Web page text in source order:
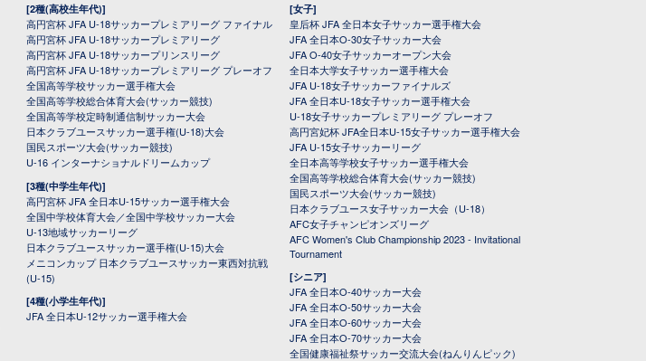
[2種(高校生年代)]
高円宮杯 JFA U-18サッカープレミアリーグ ファイナル
高円宮杯 JFA U-18サッカープレミアリーグ
高円宮杯 JFA U-18サッカープリンスリーグ
高円宮杯 JFA U-18サッカープレミアリーグ プレーオフ
全国高等学校サッカー選手権大会
全国高等学校総合体育大会(サッカー競技)
全国高等学校定時制通信制サッカー大会
日本クラブユースサッカー選手権(U-18)大会
国民スポーツ大会(サッカー競技)
U-16 インターナショナルドリームカップ
[3種(中学生年代)]
高円宮杯 JFA 全日本U-15サッカー選手権大会
全国中学校体育大会／全国中学校サッカー大会
U-13地域サッカーリーグ
日本クラブユースサッカー選手権(U-15)大会
メニコンカップ 日本クラブユースサッカー東西対抗戦
(U-15)
[4種(小学生年代)]
JFA 全日本U-12サッカー選手権大会
[女子]
皇后杯 JFA 全日本女子サッカー選手権大会
JFA 全日本O-30女子サッカー大会
JFA O-40女子サッカーオープン大会
全日本大学女子サッカー選手権大会
JFA U-18女子サッカーファイナルズ
JFA 全日本U-18女子サッカー選手権大会
U-18女子サッカープレミアリーグ プレーオフ
高円宮妃杯 JFA全日本U-15女子サッカー選手権大会
JFA U-15女子サッカーリーグ
全日本高等学校女子サッカー選手権大会
全国高等学校総合体育大会(サッカー競技)
国民スポーツ大会(サッカー競技)
日本クラブユース女子サッカー大会（U-18）
AFC女子チャンピオンズリーグ
AFC Women's Club Championship 2023 - Invitational
Tournament
[シニア]
JFA 全日本O-40サッカー大会
JFA 全日本O-50サッカー大会
JFA 全日本O-60サッカー大会
JFA 全日本O-70サッカー大会
全国健康福祉祭サッカー交流大会(ねんりんピック)